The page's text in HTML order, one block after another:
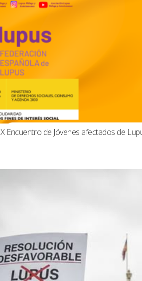
X Encuentro de Jóvenes afectados de